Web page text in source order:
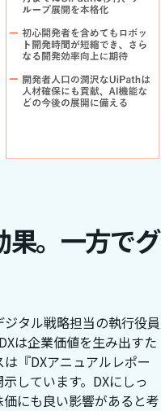
。一方でグ
タル戦略担当の執行役員
は企業価値を生み出すた
『DXアニュアルレポー
しています。DXにしっ
にも良い影響があると考